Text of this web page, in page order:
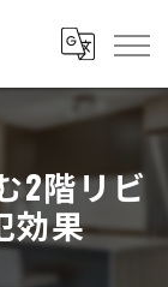
2階リビ
効果